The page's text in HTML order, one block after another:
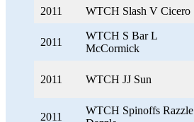
2011 WTCH Slash V Cicero
2011
WTCH S Bar L
McCormick
2011 WTCH JJ Sun
2011
WTCH Spinoffs Razzle